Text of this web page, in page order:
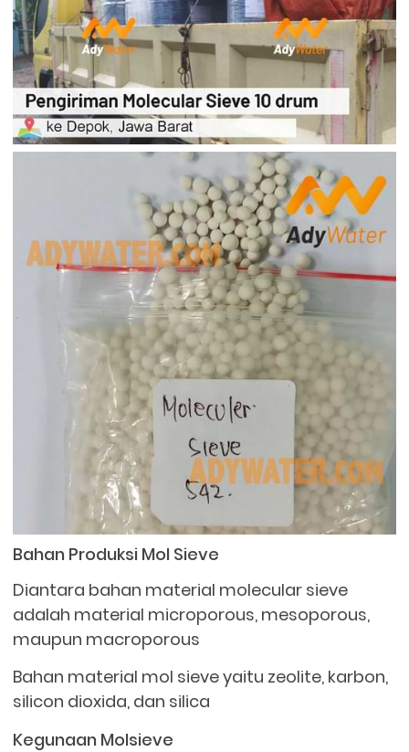
Bahan Produksi Mol Sieve
Diantara bahan material molecular sieve
adalah material microporous, mesoporous,
maupun macroporous
Bahan material mol sieve yaitu zeolite, karbon,
silicon dioxida, dan silica
Kegunaan Molsieve